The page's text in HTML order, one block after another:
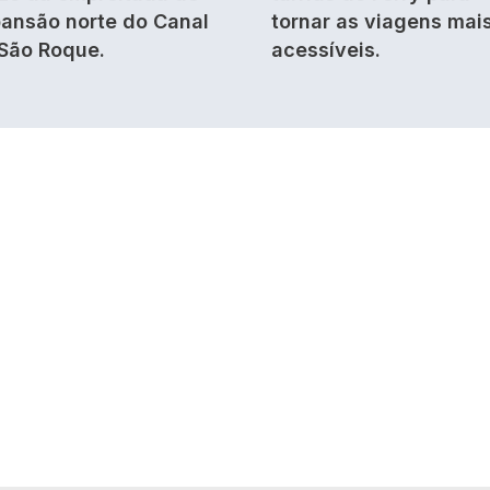
norte do Canal
Roque.
tornar as viagens
acessíveis.